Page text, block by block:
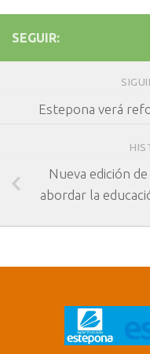
SEGUIR:
Estepona verá
Nueva edición
abordar la